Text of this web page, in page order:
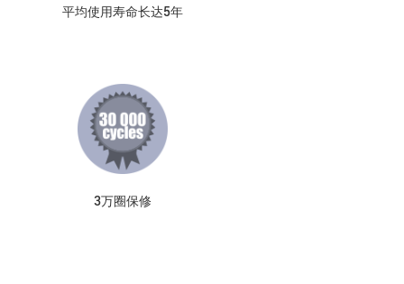
平均使用寿命长达5年
3万圈保修